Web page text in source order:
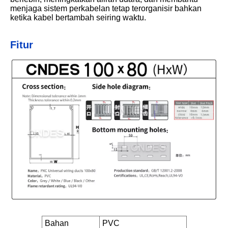
menjaga sistem perkabelan tetap terorganisir bahkan
ketika kabel bertambah seiring waktu.
Fitur
Bahan PVC